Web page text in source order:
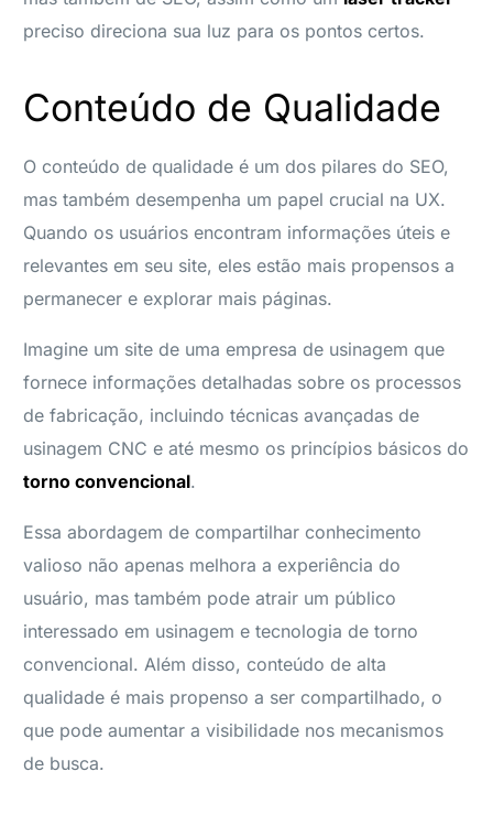
preciso direciona sua luz para os pontos certos.
Conteúdo de Qualidade
O conteúdo de qualidade é um dos pilares do SEO,
mas também desempenha um papel crucial na UX.
Quando os usuários encontram informações úteis e
relevantes em seu site, eles estão mais propensos a
permanecer e explorar mais páginas.
Imagine um site de uma empresa de usinagem que
fornece informações detalhadas sobre os processos
de fabricação, incluindo técnicas avançadas de
usinagem CNC e até mesmo os princípios básicos do
torno convencional.
Essa abordagem de compartilhar conhecimento
valioso não apenas melhora a experiência do
usuário, mas também pode atrair um público
interessado em usinagem e tecnologia de torno
convencional. Além disso, conteúdo de alta
qualidade é mais propenso a ser compartilhado, o
que pode aumentar a visibilidade nos mecanismos
de busca.